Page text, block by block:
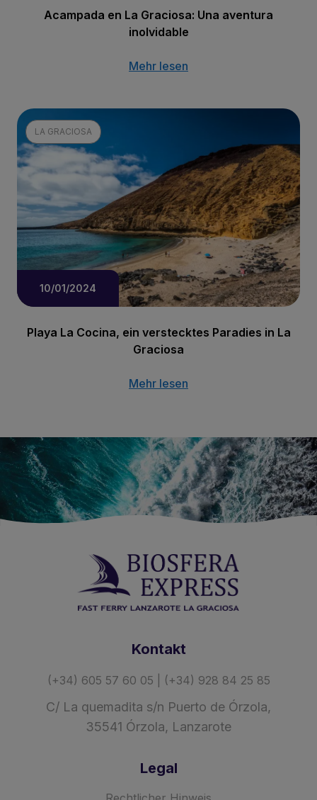
Acampada en La Graciosa: Una aventura
inolvidable
Mehr lesen
LA GRACIOSA
10/01/2024
Playa La Cocina, ein verstecktes Paradies in La
Graciosa
Mehr lesen
Kontakt
(+34) 605 57 60 05 | (+34) 928 84 25 85
C/ La quemadita s/n Puerto de Órzola,
35541 Órzola, Lanzarote
Legal